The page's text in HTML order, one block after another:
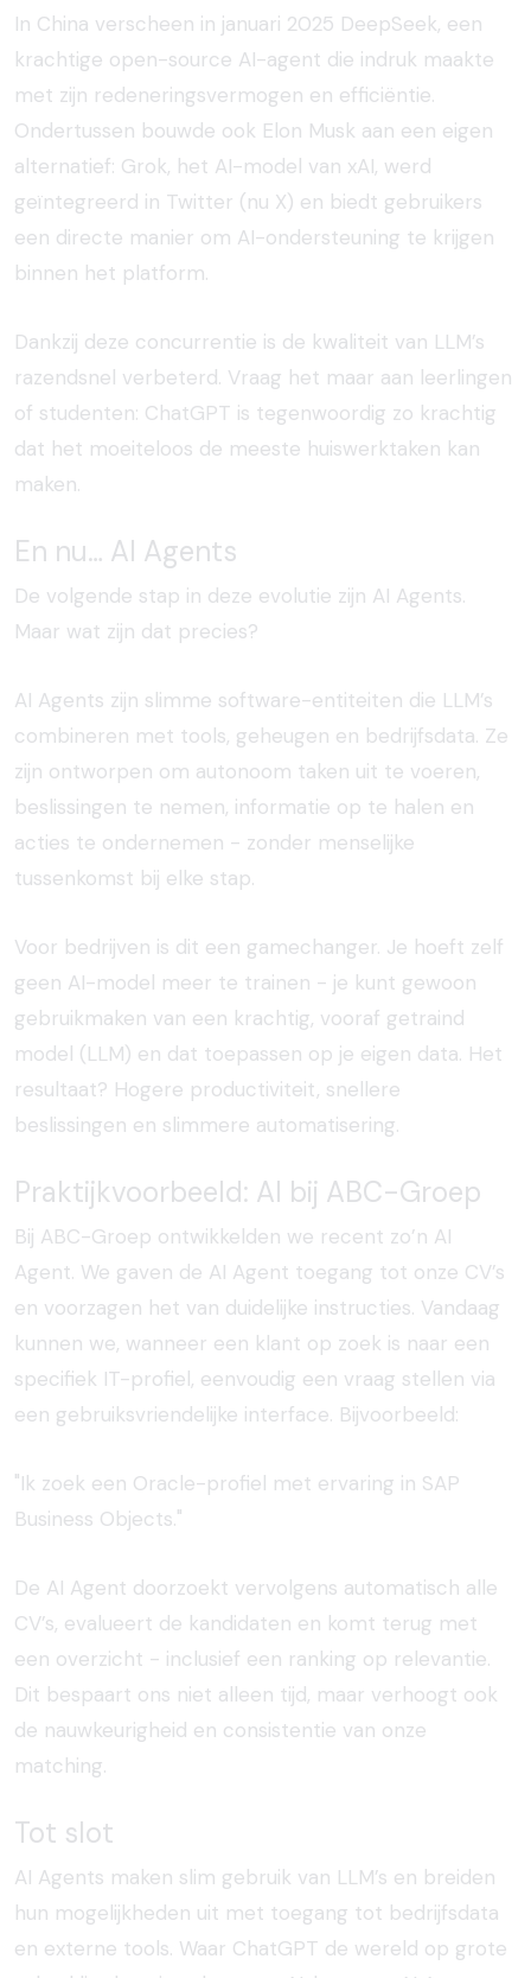
In China verscheen in januari 2025 DeepSeek, een
krachtige open-source AI-agent die indruk maakte
met zijn redeneringsvermogen en efficiëntie.
Ondertussen bouwde ook Elon Musk aan een eigen
alternatief: Grok, het AI-model van xAI, werd
geïntegreerd in Twitter (nu X) en biedt gebruikers
een directe manier om AI-ondersteuning te krijgen
binnen het platform.
Dankzij deze concurrentie is de kwaliteit van LLM’s
razendsnel verbeterd. Vraag het maar aan leerlingen
of studenten: ChatGPT is tegenwoordig zo krachtig
dat het moeiteloos de meeste huiswerktaken kan
maken.
En nu… AI Agents
De volgende stap in deze evolutie zijn AI Agents.
Maar wat zijn dat precies?
AI Agents zijn slimme software-entiteiten die LLM’s
combineren met tools, geheugen en bedrijfsdata. Ze
zijn ontworpen om autonoom taken uit te voeren,
beslissingen te nemen, informatie op te halen en
acties te ondernemen - zonder menselijke
tussenkomst bij elke stap.
Voor bedrijven is dit een gamechanger. Je hoeft zelf
geen AI-model meer te trainen - je kunt gewoon
gebruikmaken van een krachtig, vooraf getraind
model (LLM) en dat toepassen op je eigen data. Het
resultaat? Hogere productiviteit, snellere
beslissingen en slimmere automatisering.
Praktijkvoorbeeld: AI bij ABC-Groep
Bij ABC-Groep ontwikkelden we recent zo’n AI
Agent. We gaven de AI Agent toegang tot onze CV’s
en voorzagen het van duidelijke instructies. Vandaag
kunnen we, wanneer een klant op zoek is naar een
specifiek IT-profiel, eenvoudig een vraag stellen via
een gebruiksvriendelijke interface. Bijvoorbeeld:
"Ik zoek een Oracle-profiel met ervaring in SAP
Business Objects."
De AI Agent doorzoekt vervolgens automatisch alle
CV’s, evalueert de kandidaten en komt terug met
een overzicht - inclusief een ranking op relevantie.
Dit bespaart ons niet alleen tijd, maar verhoogt ook
de nauwkeurigheid en consistentie van onze
matching.
Tot slot
AI Agents maken slim gebruik van LLM’s en breiden
hun mogelijkheden uit met toegang tot bedrijfsdata
en externe tools. Waar ChatGPT de wereld op grote